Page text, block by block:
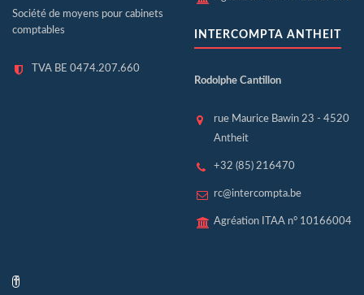
Société de moyens pour cabinets
comptables
TVA BE 0474.207.660
INTERCOMPTA ANTHEIT
Rodolphe Cantillon
rue Maurice Bawin 23 - 4520
Antheit
+32 (85) 216470
rc@intercompta.be
Agréation ITAA n° 10166004